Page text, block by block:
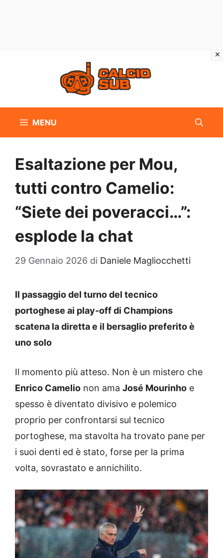
MENU
Esaltazione per Mou,
tutti contro Camelio:
“Siete dei poveracci…”:
esplode la chat
29 Gennaio 2026 di Daniele Magliocchetti
Il passaggio del turno del tecnico
portoghese ai play-off di Champions
scatena la diretta e il bersaglio preferito è
uno solo
Il momento più atteso. Non è un mistero che
Enrico Camelio non ama José Mourinho e
spesso è diventato divisivo e polemico
proprio per confrontarsi sul tecnico
portoghese, ma stavolta ha trovato pane per
i suoi denti ed è stato, forse per la prima
volta, sovrastato e annichilito.